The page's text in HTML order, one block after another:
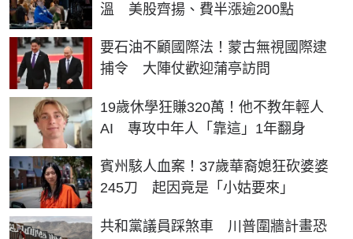
溫 美股齊揚、費半漲逾200點
要石油不顧國際法！蒙古無視國際逮
捕令 大陣仗歡迎蒲亭訪問
19歲休學狂賺320萬！他不教年輕人
AI 專攻中年人「靠這」1年翻身
賓州駭人血案！37歲華裔媳狂砍婆婆
245刀 起因竟是「小姑要來」
共和黨議員踩煞車 川普圍牆計畫恐